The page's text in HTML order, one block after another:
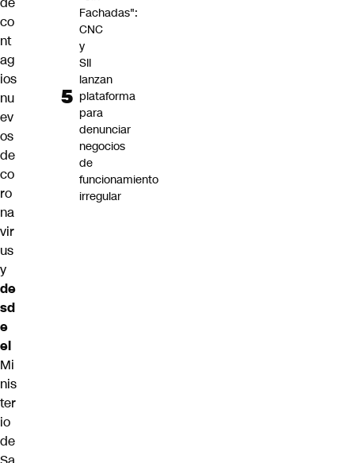
co
nt
ag
ios
nu
ev
os
de
co
ro
na
vir
us
y
de
sd
e
el
Mi
nis
ter
io
de
Fachadas":
CNC
y
SII
lanzan
plataforma
para
denunciar
negocios
de
funcionamiento
irregular